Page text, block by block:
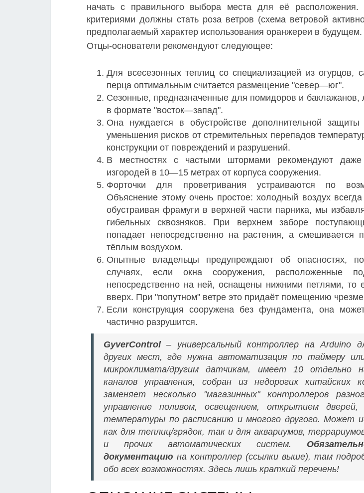
начать с правильного выбора места для её
критериями должны стать роза ветров (схема ветровой
предполагаемый характер использования оранжереи в будущем.
Отцы-основатели рекомендуют следующее:
Для всесезонных теплиц со специализацией из огурцов,
перца оптимальным считается размещение "север—юг".
Сезонные, предназначенные для помидоров и баклажанов,
в формате "восток—запад".
Она нуждается в обустройстве дополнительной
уменьшения рисков от стремительных перепадов
конструкции от повреждений и разрушений.
В местностях с частыми штормами рекомендуют
изгородей в 10—15 метрах от корпуса сооружения.
Форточки для проветривания устраиваются по
Объяснение этому очень простое: холодный воздух всегда
обустраивая фрамуги в верхней части парника, мы
гибельных сквозняков. При верхнем заборе
попадает непосредственно на растения, а смешивается
тёплым воздухом.
Опытные владельцы предупреждают об опасностях,
случаях, если окна сооружения, расположенные
непосредственно на ней, оснащены нижними петлями, то
вверх. При "попутном" ветре это придаёт помещению
Если конструкция сооружена без фундамента, она
частично разрушится.
GyverControl– универсальный контроллер на Arduino
других мест, где нужна автоматизация по таймеру
микроклимата/другим датчикам, имеет 10 отдельно
каналов управления, собран из недорогих китайских
заменяет несколько "магазинных" контроллеров
управление поливом, освещением, открытием дверей,
температуры по расписанию и многого другого. Может
как для теплиц/грядок, так и для аквариумов,
и прочих автоматических систем.
документацию на контроллер (ссылки выше), там
обо всех возможностях. Здесь лишь краткий перечень!